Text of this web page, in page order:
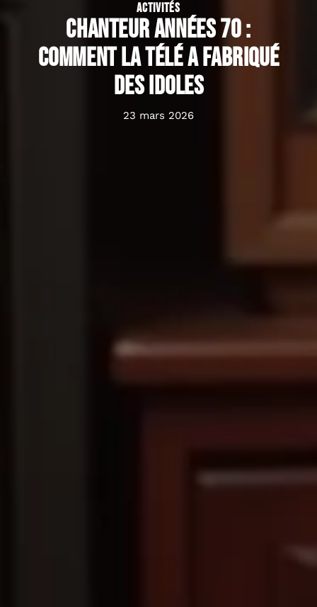
ACTIVITÉS
Chanteur années 70 :
comment la télé a fabriqué
des idoles
23 mars 2026